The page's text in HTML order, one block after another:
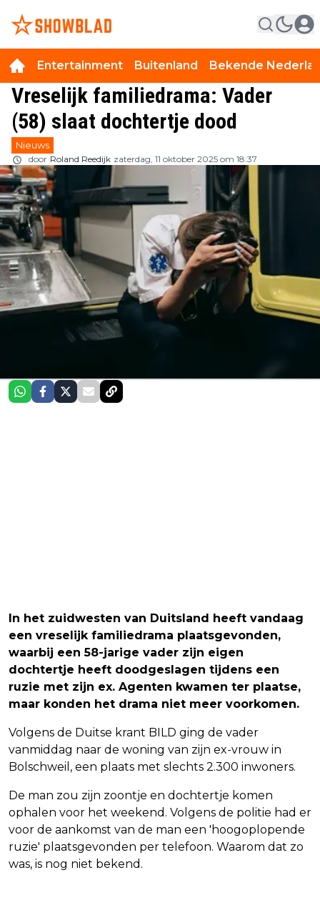
Entertainment Buitenland Bekende
Vreselijk familiedrama: Vader
(58) slaat dochtertje dood
Nieuws
door Roland Reedijk zaterdag, 11 oktober 2025 om 18:37
In het zuidwesten van Duitsland heeft vandaag
een vreselijk familiedrama plaatsgevonden,
waarbij een 58-jarige vader zijn eigen
dochtertje heeft doodgeslagen tijdens een
ruzie met zijn ex. Agenten kwamen ter plaatse,
maar konden het drama niet meer voorkomen.
Volgens de Duitse krant BILD ging de vader
vanmiddag naar de woning van zijn ex-vrouw in
Bolschweil, een plaats met slechts 2.300 inwoners.
De man zou zijn zoontje en dochtertje komen
ophalen voor het weekend. Volgens de politie had er
voor de aankomst van de man een 'hoogoplopende
ruzie' plaatsgevonden per telefoon. Waarom dat zo
was, is nog niet bekend.